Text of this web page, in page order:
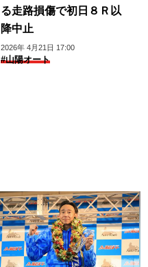
る走路損傷で初日８Ｒ以
降中止
2026年 4月21日 17:00
#山陽オート